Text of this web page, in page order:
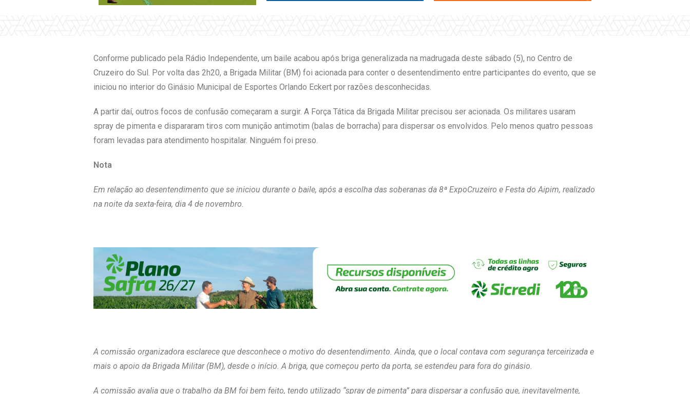
Conforme publicado pela Rádio Independente, um baile acabou após briga generalizada na madrugada deste sábado (5), no Centro de
Cruzeiro do Sul. Por volta das 2h20, a Brigada Militar (BM) foi acionada para conter o desentendimento entre participantes do evento, que se
iniciou no interior do Ginásio Municipal de Esportes Orlando Eckert por razões desconhecidas.
A partir daí, outros focos de confusão começaram a surgir. A Força Tática da Brigada Militar precisou ser acionada. Os militares usaram
spray de pimenta e dispararam tiros com munição antimotim (balas de borracha) para dispersar os envolvidos. Pelo menos quatro pessoas
foram levadas para atendimento hospitalar. Ninguém foi preso.
Nota
Em relação ao desentendimento que se iniciou durante o baile, após a escolha das soberanas da 8ª ExpoCruzeiro e Festa do Aipim, realizado
na noite da sexta-feira, dia 4 de novembro.
A comissão organizadora esclarece que desconhece o motivo do desentendimento. Ainda, que o local contava com segurança terceirizada e
mais o apoio da Brigada Militar (BM), desde o início. A briga, que começou perto da porta, se estendeu para fora do ginásio.
A comissão avalia que o trabalho da BM foi bem feito, tendo utilizado “spray de pimenta” para dispersar a confusão que, inevitavelmente,